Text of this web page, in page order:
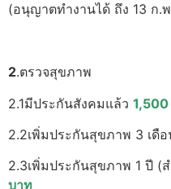
(อนุญาตทำงานได้ ถึง 13 ก.
2.ตรวจสุขภาพ
2.1มีประกันสังคมแล้ว
2.2เพิ่มประกันสุขภาพ 3 เดื
2.3เพิ่มประกันสุขภาพ 1 ปี (
บาท